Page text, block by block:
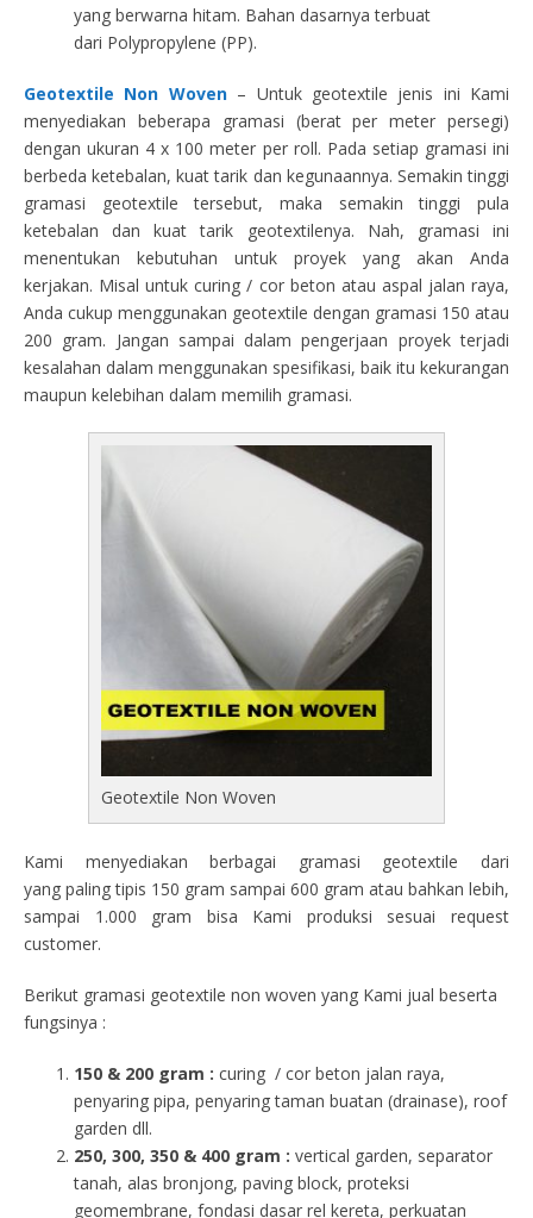
yang berwarna hitam. Bahan dasarnya terbuat
dari Polypropylene (PP).
Geotextile Non Woven– Untuk geotextile jenis ini Kami
menyediakan beberapa gramasi (berat per meter persegi)
dengan ukuran 4 x 100 meter per roll. Pada setiap gramasi ini
berbeda ketebalan, kuat tarik dan kegunaannya. Semakin tinggi
gramasi geotextile tersebut, maka semakin tinggi pula
ketebalan dan kuat tarik geotextilenya. Nah, gramasi ini
menentukan kebutuhan untuk proyek yang akan Anda
kerjakan. Misal untuk curing / cor beton atau aspal jalan raya,
Anda cukup menggunakan geotextile dengan gramasi 150 atau
200 gram. Jangan sampai dalam pengerjaan proyek terjadi
kesalahan dalam menggunakan spesifikasi, baik itu kekurangan
maupun kelebihan dalam memilih gramasi.
Geotextile Non Woven
Kami menyediakan berbagai gramasi geotextile dari
yang paling tipis 150 gram sampai 600 gram atau bahkan lebih,
sampai 1.000 gram bisa Kami produksi sesuai request
customer.
Berikut gramasi geotextile non woven yang Kami jual beserta
fungsinya :
150 & 200 gram : curing / cor beton jalan raya,
penyaring pipa, penyaring taman buatan (drainase), roof
garden dll.
250, 300, 350 & 400 gram : vertical garden, separator
tanah, alas bronjong, paving block, proteksi
geomembrane, fondasi dasar rel kereta, perkuatan